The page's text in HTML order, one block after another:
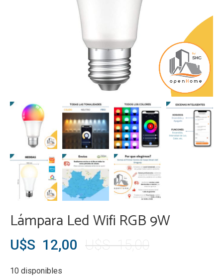
Lámpara Led Wifi RGB 9W
U$S15,00
El
U$S 12,00
El
10 disponibles